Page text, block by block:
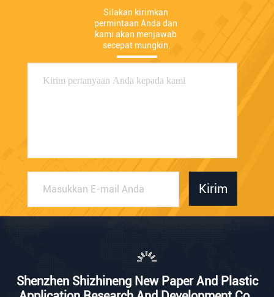
Silakan kirimkan
permintaan Anda dan
kami akan menjawab
secepat mungkin.
Kirim
Shenzhen Shizhineng New Paper And Plastic